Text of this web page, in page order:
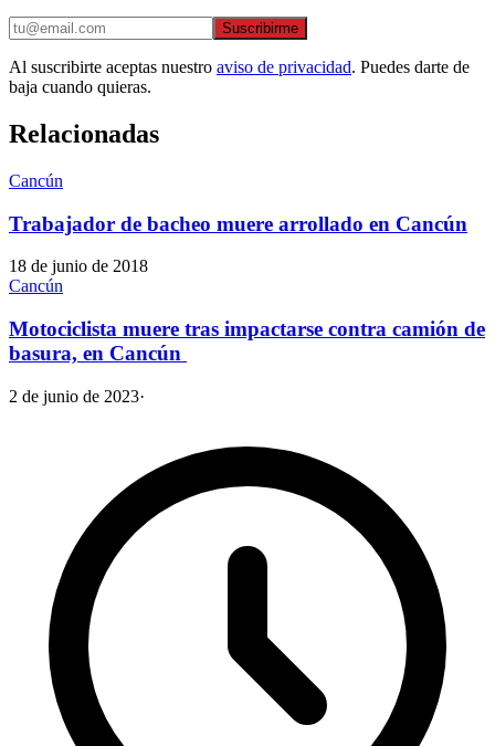
Suscribirme
Al suscribirte aceptas nuestro aviso de privacidad. Puedes darte de
baja cuando quieras.
Relacionadas
Cancún
Trabajador de bacheo muere arrollado en Cancún
18 de junio de 2018
Cancún
Motociclista muere tras impactarse contra camión de
basura, en Cancún
2 de junio de 2023·